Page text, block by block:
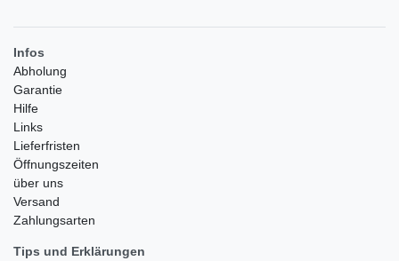
Infos
Abholung
Garantie
Hilfe
Links
Lieferfristen
Öffnungszeiten
über uns
Versand
Zahlungsarten
Tips und Erklärungen